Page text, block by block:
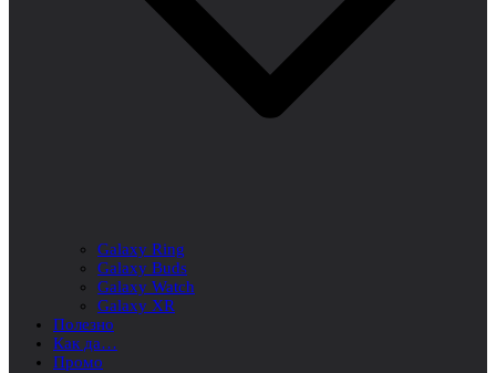
Galaxy Ring
Galaxy Buds
Galaxy Watch
Galaxy XR
Полезно
Как да…
Промо